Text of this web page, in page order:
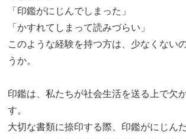
「印鑑がにじんでしまった」
「かすれてしまって読みづらい」
このような経験を持つ方は、少なくない
うか。
印鑑は、私たちが社会生活を送る上で欠
す。
大切な書類に捺印する際、印鑑がにじん